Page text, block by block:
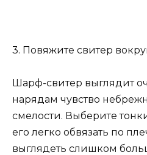
3. Повяжите свитер
Шарф-свитер выглядит
нарядам чувство
смелости. Выберите
его легко обвязать по
выглядеть слишком